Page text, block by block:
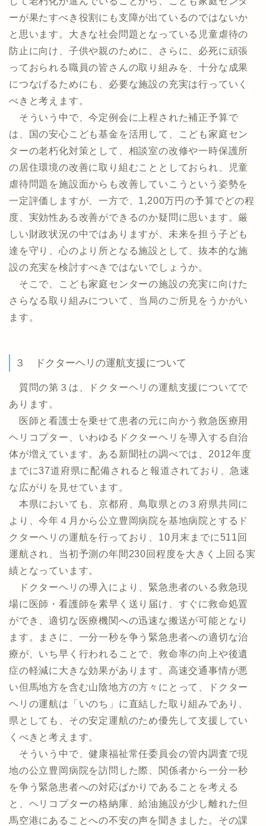
ーが果たすべき役割にも支障が出ているのではないか
と思います。大きな社会問題となっている児童虐待の
防止に向け、子供や親のために、さらに、必死に頑張
っておられる職員の皆さんの取り組みを、十分な成果
につなげるためにも、必要な施設の充実は行っていく
べきと考えます。
そういう中で、今定例会に上程された補正予算で
は、国の安心こども基金を活用して、こども家庭セン
ターの老朽化対策として、相談室の改修や一時保護所
の居住環境の改善に取り組むこととしておられ、児童
虐待問題を施設面からも改善していこうという姿勢を
一定評価しますが、一方で、1,200万円の予算でどの程
度、実効性ある改善ができるのか疑問に思います。厳
しい財政状況の中ではありますが、未来を担う子ども
達を守り、心のより所となる施設として、抜本的な施
設の充実を検討すべきではないでしょうか。
そこで、こども家庭センターの施設の充実に向けた
さらなる取り組みについて、当局のご所見をうかがい
ます。
３ ドクターヘリの運航支援について
質問の第３は、ドクターヘリの運航支援についてで
あります。
医師と看護士を乗せて患者の元に向かう救急医療用
ヘリコプター、いわゆるドクターヘリを導入する自治
体が増えています。ある新聞社の調べでは、2012年度
までに37道府県に配備されると報道されており、急速
な広がりを見せています。
本県においても、京都府、鳥取県との３府県共同に
より、今年４月から公立豊岡病院を基地病院とするド
クターヘリの運航を行っており、10月末までに511回
運航され、当初予測の年間230回程度を大きく上回る実
績となっています。
ドクターヘリの導入により、緊急患者のいる救急現
場に医師・看護師を素早く送り届け、すぐに救命処置
ができ、適切な医療機関への迅速な搬送が可能となり
ます。まさに、一分一秒を争う緊急患者への適切な治
療が、いち早く行われることで、救命率の向上や後遺
症の軽減に大きな効果があります。高速交通事情が悪
い但馬地方を含む山陰地方の方々にとって、ドクター
ヘリの運航は「いのち」に直結した取り組みであり、
県としても、その安定運航のため優先して支援してい
くべきと考えます。
そういう中で、健康福祉常任委員会の管内調査で現
地の公立豊岡病院を訪問した際、関係者から一分一秒
を争う緊急患者への対応ばかりであることを考える
と、ヘリコプターの格納庫、給油施設が少し離れた但
馬空港にあることへの不安の声を聞きました。その課